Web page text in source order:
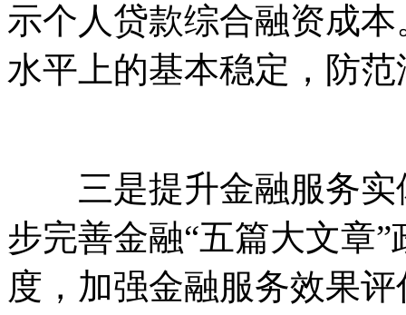
示个人贷款综合融资成
水平上的基本稳定，防
三是提升金融服务实
步完善金融“五篇大文章
度，加强金融服务效果